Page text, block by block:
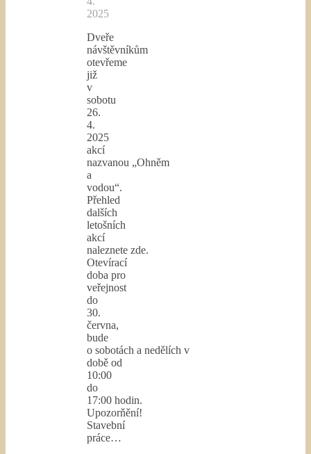
2025
Dveře
návštěvníkům
otevřeme
již
v
sobotu
26.
4.
2025
akcí
nazvanou „Ohněm
a
vodou“.
Přehled
dalších
letošních
akcí
naleznete zde.
Otevírací
doba pro
veřejnost
do
30.
června,
bude
o sobotách a nedělích v
době od
10:00
do
17:00 hodin.
Upozorňění!
Stavební
práce…